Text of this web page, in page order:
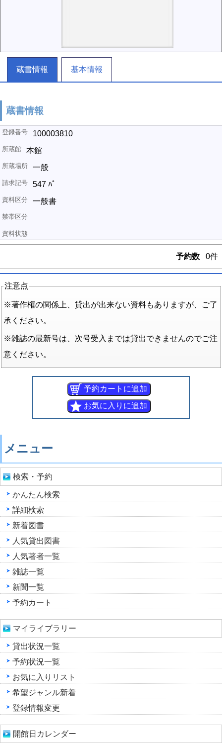
蔵書情報 基本情報
蔵書情報
100003810
本館
一般
547 ﾊﾟ
一般書
予約数 0件
注意点
※著作権の関係上、貸出が出来ない資料もありますが、ご了
承ください。
※雑誌の最新号は、次号受入までは貸出できませんのでご注
意ください。
メニュー
検索・予約
かんたん検索
詳細検索
新着図書
人気貸出図書
人気著者一覧
雑誌一覧
新聞一覧
予約カート
マイライブラリー
貸出状況一覧
予約状況一覧
お気に入りリスト
希望ジャンル新着
登録情報変更
開館日カレンダー